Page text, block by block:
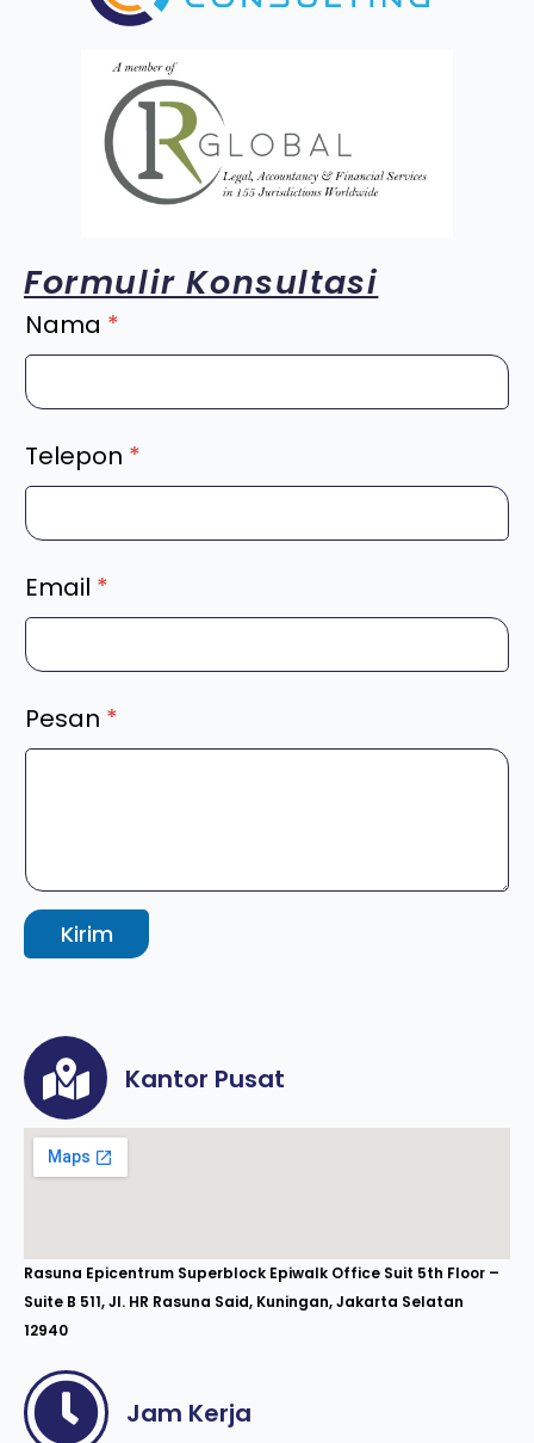
Formulir Konsultasi
Nama *
Telepon *
Email *
Pesan *
Kirim
Kantor Pusat
Rasuna Epicentrum Superblock Epiwalk Office Suit 5th Floor –
Suite B 511, Jl. HR Rasuna Said, Kuningan, Jakarta Selatan
12940
Jam Kerja